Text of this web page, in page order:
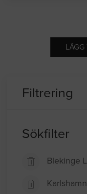
Filtrering
Sökfilter
Blekinge